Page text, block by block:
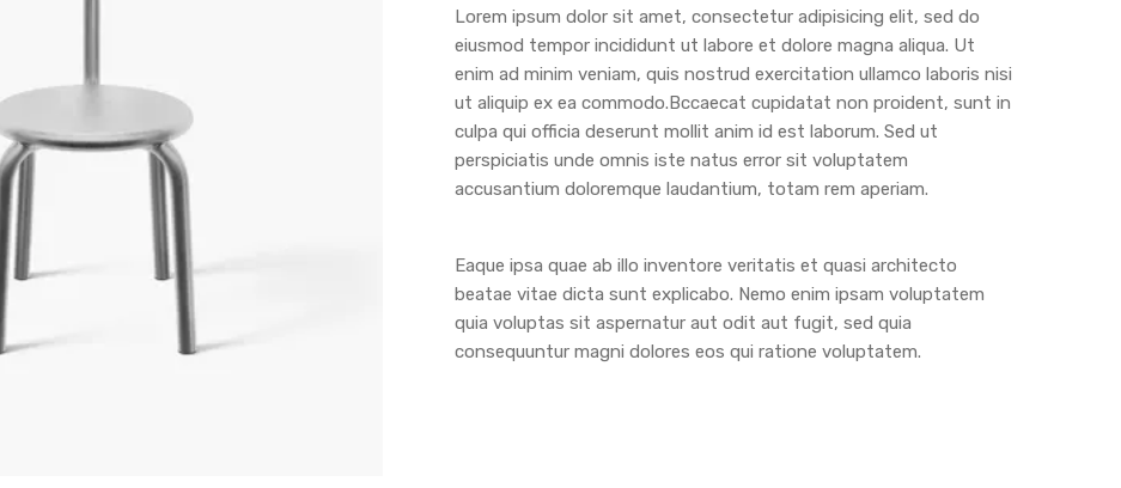
Lorem ipsum dolor sit amet, consectetur adipisicing elit, sed do
eiusmod tempor incididunt ut labore et dolore magna aliqua. Ut
enim ad minim veniam, quis nostrud exercitation ullamco laboris nisi
ut aliquip ex ea commodo.Bccaecat cupidatat non proident, sunt in
culpa qui officia deserunt mollit anim id est laborum. Sed ut
perspiciatis unde omnis iste natus error sit voluptatem
accusantium doloremque laudantium, totam rem aperiam.
Eaque ipsa quae ab illo inventore veritatis et quasi architecto
beatae vitae dicta sunt explicabo. Nemo enim ipsam voluptatem
quia voluptas sit aspernatur aut odit aut fugit, sed quia
consequuntur magni dolores eos qui ratione voluptatem.